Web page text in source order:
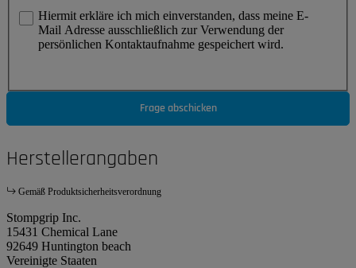
Hiermit erkläre ich mich einverstanden, dass meine E-
Mail Adresse ausschließlich zur Verwendung der
persönlichen Kontaktaufnahme gespeichert wird.
Frage abschicken
Herstellerangaben
Gemäß Produktsicherheitsverordnung
Stompgrip Inc.
15431 Chemical Lane
92649 Huntington beach
Vereinigte Staaten